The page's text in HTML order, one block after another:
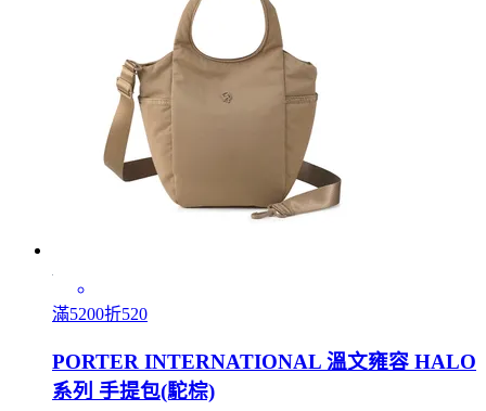
滿5200折520
PORTER INTERNATIONAL 溫文雍容 HALO
系列 手提包(駝棕)